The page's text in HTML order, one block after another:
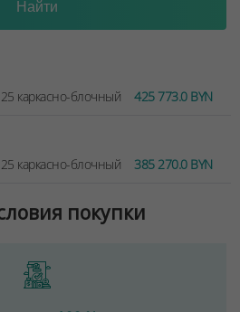
каркасно-блочный 425 773.0 BYN
каркасно-блочный 385 270.0 BYN
покупки